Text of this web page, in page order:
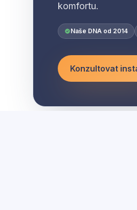
komfortu.
Naše DNA od 2014
Konzultovat